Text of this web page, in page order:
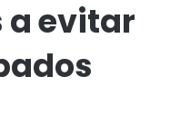
evitar